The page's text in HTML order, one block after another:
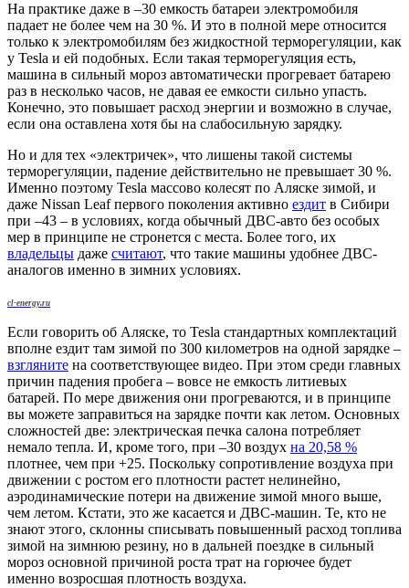
На практике даже в –30 емкость батареи электромобиля
падает не более чем на 30 %. И это в полной мере относится
только к электромобилям без жидкостной терморегуляции, как
у Tesla и ей подобных. Если такая терморегуляция есть,
машина в сильный мороз автоматически прогревает батарею
раз в несколько часов, не давая ее емкости сильно упасть.
Конечно, это повышает расход энергии и возможно в случае,
если она оставлена хотя бы на слабосильную зарядку.
Но и для тех «электричек», что лишены такой системы
терморегуляции, падение действительно не превышает 30 %.
Именно поэтому Tesla массово колесят по Аляске зимой, и
даже Nissan Leaf первого поколения активно ездит в Сибири
при –43 – в условиях, когда обычный ДВС-авто без особых
мер в принципе не стронется с места. Более того, их
владельцы даже считают, что такие машины удобнее ДВС-
аналогов именно в зимних условиях.
cl-energy.ru
Если говорить об Аляске, то Tesla стандартных комплектаций
вполне ездит там зимой по 300 километров на одной зарядке –
взгляните на соответствующее видео. При этом среди главных
причин падения пробега – вовсе не емкость литиевых
батарей. По мере движения они прогреваются, и в принципе
вы можете заправиться на зарядке почти как летом. Основных
сложностей две: электрическая печка салона потребляет
немало тепла. И, кроме того, при –30 воздух на 20,58 %
плотнее, чем при +25. Поскольку сопротивление воздуха при
движении с ростом его плотности растет нелинейно,
аэродинамические потери на движение зимой много выше,
чем летом. Кстати, это же касается и ДВС-машин. Те, кто не
знают этого, склонны списывать повышенный расход топлива
зимой на зимнюю резину, но в дальней поездке в сильный
мороз основной причиной роста трат на горючее будет
именно возросшая плотность воздуха.